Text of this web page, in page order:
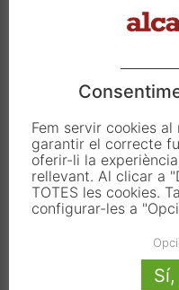
T.
Amb la
Fem servir cookies
garantir el correcte
oferir-li la
rellevant. Al clicar a
TOTES les cookies.
configurar-les a